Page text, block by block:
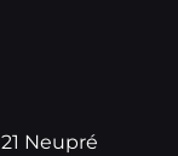
Neupré